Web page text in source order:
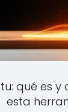
qué es
esta